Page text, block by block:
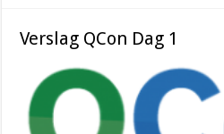
Verslag QCon Dag 1